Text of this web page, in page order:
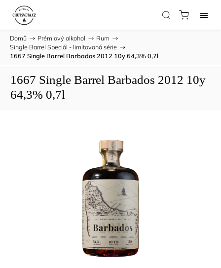
Domů / Prémiový alkohol / Rum /
Single Barrel Speciál - limitovaná série /
1667 Single Barrel Barbados 2012 10y 64,3% 0,7l
1667 Single Barrel Barbados 2012 10y
64,3% 0,7l